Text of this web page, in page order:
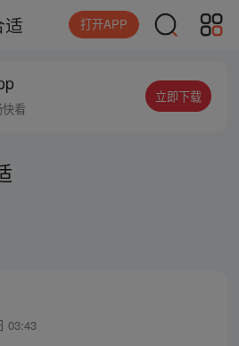
打开APP
看
立即下载
03:43